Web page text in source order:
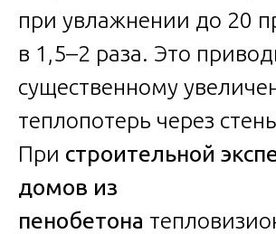
при увлажнении до 20
в 1,5–2 раза. Это
существенному
теплопотерь через
При строительной
домов из
пенобетона